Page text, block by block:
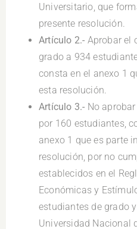
Universitario, que
presente resolución.
Artículo 2.- Aprobar el
grado a 934
consta en el anexo 1
esta resolución.
Artículo 3.- No
por 160 estudiantes,
anexo 1 que es parte
resolución, por no
establecidos en el
Económicas y
estudiantes de grado
Universidad Nacional